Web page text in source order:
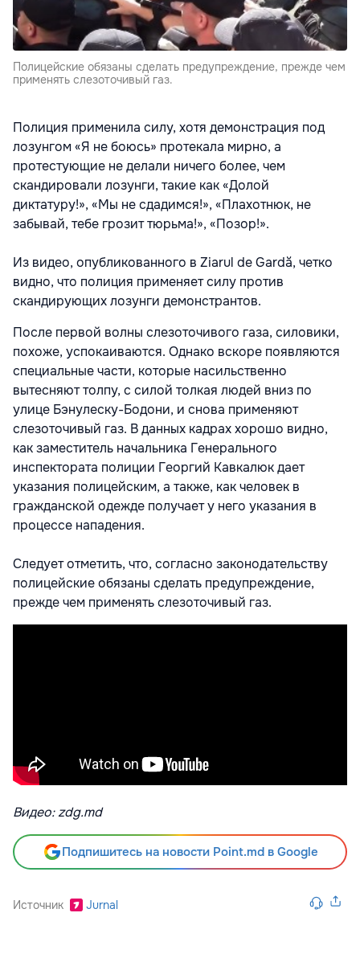
Полицейские обязаны сделать предупреждение, прежде чем
применять слезоточивый газ.
Полиция применила силу, хотя демонстрация под
лозунгом «Я не боюсь» протекала мирно, а
протестующие не делали ничего более, чем
скандировали лозунги, такие как «Долой
диктатуру!», «Мы не сдадимся!», «Плахотнюк, не
забывай, тебе грозит тюрьма!», «Позор!».
Из видео, опубликованного в Ziarul de Gardă, четко
видно, что полиция применяет силу против
скандирующих лозунги демонстрантов.
После первой волны слезоточивого газа, силовики,
похоже, успокаиваются. Однако вскоре появляются
специальные части, которые насильственно
вытесняют толпу, с силой толкая людей вниз по
улице Бэнулеску-Бодони, и снова применяют
слезоточивый газ. В данных кадрах хорошо видно,
как заместитель начальника Генерального
инспектората полиции Георгий Кавкалюк дает
указания полицейским, а также, как человек в
гражданской одежде получает у него указания в
процессе нападения.
Следует отметить, что, согласно законодательству
полицейские обязаны сделать предупреждение,
прежде чем применять слезоточивый газ.
Видео: zdg.md
Подпишитесь на новости Point.md в Google
Источник Jurnal